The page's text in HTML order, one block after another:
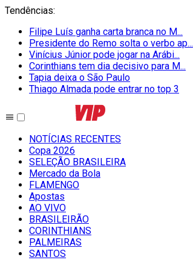
Tendências:
Filipe Luís ganha carta branca no M...
Presidente do Remo solta o verbo ap...
Vinícius Júnior pode jogar na Arábi...
Corinthians tem dia decisivo para M...
Tapia deixa o São Paulo
Thiago Almada pode entrar no top 3
NOTÍCIAS RECENTES
Copa 2026
SELEÇÃO BRASILEIRA
Mercado da Bola
FLAMENGO
Apostas
AO VIVO
BRASILEIRÃO
CORINTHIANS
PALMEIRAS
SANTOS